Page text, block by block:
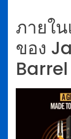
ภายใ
ของ
Barrel